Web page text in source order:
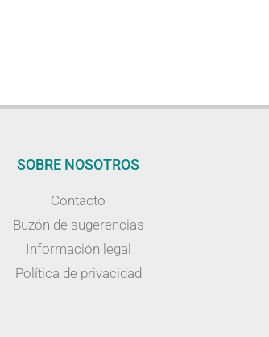
SOBRE NOSOTROS
Contacto
Buzón de sugerencias
Información legal
Política de privacidad